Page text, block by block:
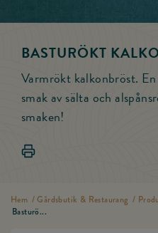
BASTURÖKT
Varmrökt kalkonbröst.
smak av sälta och
smaken!
Skriv ut Basturökt
Hem /Gårdsbutik & Restaurang /
Basturö...